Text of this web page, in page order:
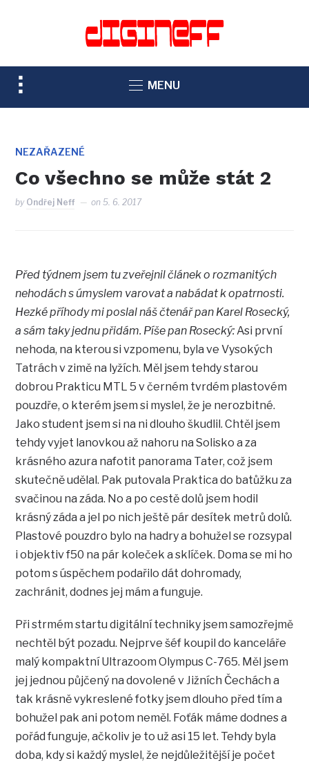
TOGGLE
SIDEBAR
NAVIGATION
MENU
NEZAŘAZENÉ
Co všechno se může stát 2
by Ondřej Neff on5. 6. 2017
Před týdnem jsem tu zveřejnil článek o rozmanitých
nehodách s úmyslem varovat a nabádat k opatrnosti.
Hezké příhody mi poslal náš čtenář pan Karel Rosecký,
a sám taky jednu přidám. Píše pan Rosecký:Asi první
nehoda, na kterou si vzpomenu, byla ve Vysokých
Tatrách v zimě na lyžích. Měl jsem tehdy starou
dobrou Prakticu MTL 5 v černém tvrdém plastovém
pouzdře, o kterém jsem si myslel, že je nerozbitné.
Jako student jsem si na ni dlouho škudlil. Chtěl jsem
tehdy vyjet lanovkou až nahoru na Solisko a za
krásného azura nafotit panorama Tater, což jsem
skutečně udělal. Pak putovala Praktica do batůžku za
svačinou na záda. No a po cestě dolů jsem hodil
krásný záda a jel po nich ještě pár desítek metrů dolů.
Plastové pouzdro bylo na hadry a bohužel se rozsypal
i objektiv f50 na pár koleček a sklíček. Doma se mi ho
potom s úspěchem podařilo dát dohromady,
zachránit, dodnes jej mám a funguje.
Při strmém startu digitální techniky jsem samozřejmě
nechtěl být pozadu. Nejprve šéf koupil do kanceláře
malý kompaktní Ultrazoom Olympus C-765. Měl jsem
jej jednou půjčený na dovolené v Jižních Čechách a
tak krásně vykreslené fotky jsem dlouho před tím a
bohužel pak ani potom neměl. Foťák máme dodnes a
pořád funguje, ačkoliv je to už asi 15 let. Tehdy byla
doba, kdy si každý myslel, že nejdůležitější je počet